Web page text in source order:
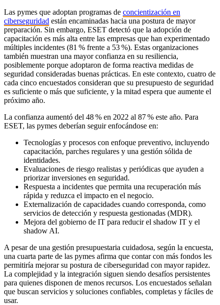
Las pymes que adoptan programas de concientización en
ciberseguridad están encaminadas hacia una postura de mayor
preparación. Sin embargo, ESET detectó que la adopción de
capacitación es más alta entre las empresas que han experimentado
múltiples incidentes (81 % frente a 53 %). Estas organizaciones
también muestran una mayor confianza en su resiliencia,
posiblemente porque adoptaron de forma reactiva medidas de
seguridad consideradas buenas prácticas. En este contexto, cuatro de
cada cinco encuestados consideran que su presupuesto de seguridad
es suficiente o más que suficiente, y la mitad espera que aumente el
próximo año.
La confianza aumentó del 48 % en 2022 al 87 % este año. Para
ESET, las pymes deberían seguir enfocándose en:
Tecnologías y procesos con enfoque preventivo, incluyendo
capacitación, parches regulares y una gestión sólida de
identidades.
Evaluaciones de riesgo realistas y periódicas que ayuden a
priorizar inversiones en seguridad.
Respuesta a incidentes que permita una recuperación más
rápida y reduzca el impacto en el negocio.
Externalización de capacidades cuando corresponda, como
servicios de detección y respuesta gestionadas (MDR).
Mejora del gobierno de IT para reducir el shadow IT y el
shadow AI.
A pesar de una gestión presupuestaria cuidadosa, según la encuesta,
una cuarta parte de las pymes afirma que contar con más fondos les
permitiría mejorar su postura de ciberseguridad con mayor rapidez.
La complejidad y la integración siguen siendo desafíos persistentes
para quienes disponen de menos recursos. Los encuestados señalan
que buscan servicios y soluciones confiables, completas y fáciles de
usar.